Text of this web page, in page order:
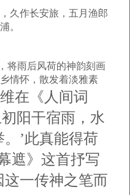
久作长安旅，五月渔郎
。
雨后风荷的神韵刻画
情怀，散发着淡雅素
在《人间词
阳干宿雨，水
’此真能得荷
遮》这首抒写
一传神之笔而